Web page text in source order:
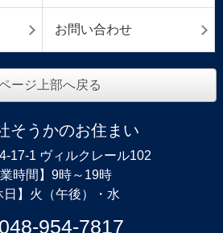
お問い合わせ
ージ上部へ戻る
そうかのお住まい
17-1 ヴィルクレール102
業時間】9時～19時
日】火（午後）・水
048-954-7817